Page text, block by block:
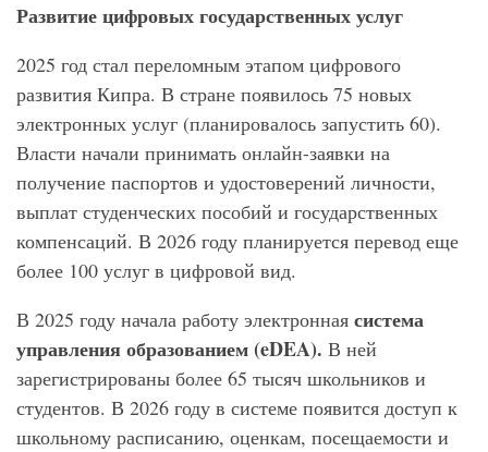
Развитие цифровых государственных услуг
2025 год стал переломным этапом цифрового
развития Кипра. В стране появилось 75 новых
электронных услуг (планировалось запустить 60).
Власти начали принимать онлайн-заявки на
получение паспортов и удостоверений личности,
выплат студенческих пособий и государственных
компенсаций. В 2026 году планируется перевод еще
более 100 услуг в цифровой вид.
В 2025 году начала работу электронная система
управления образованием (eDEA). В ней
зарегистрированы более 65 тысяч школьников и
студентов. В 2026 году в системе появится доступ к
школьному расписанию, оценкам, посещаемости и